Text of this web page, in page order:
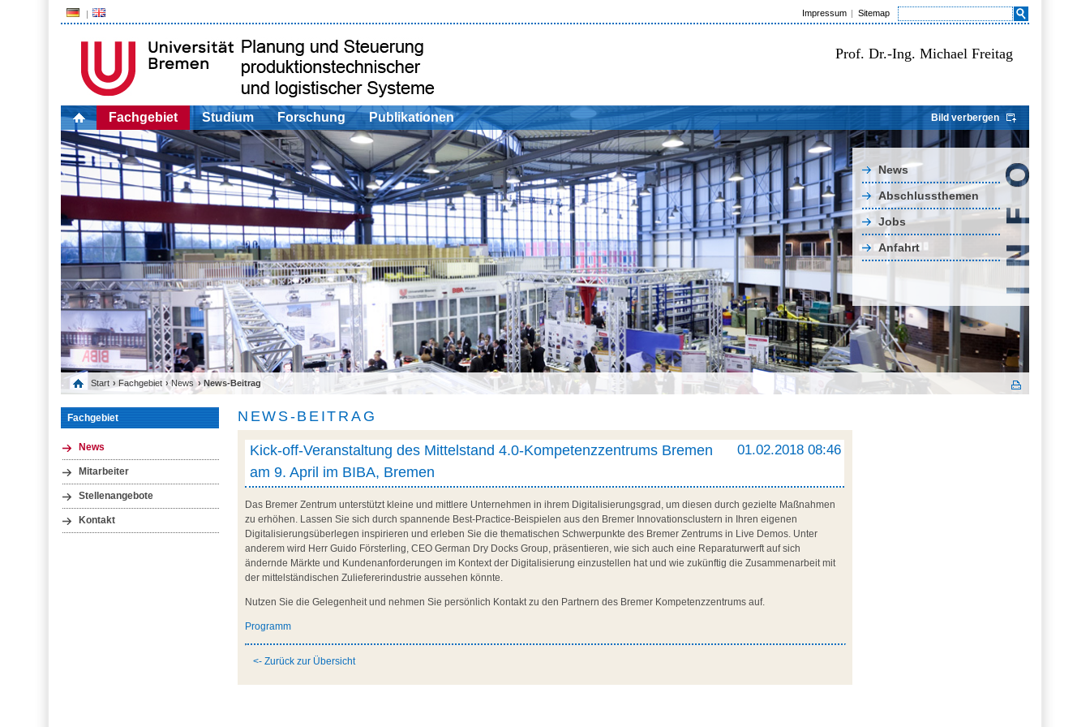
Impressum Sitemap
Prof. Dr.-Ing. Michael Freitag
Fachgebiet Studium Forschung Publikationen Bild verbergen
News
Abschlussthemen
Jobs
Anfahrt
Start › Fachgebiet ›News › News-Beitrag
Fachgebiet
News
Mitarbeiter
Stellenangebote
Kontakt
NEWS-BEITRAG
01.02.2018 08:46
Kick-off-Veranstaltung des Mittelstand 4.0-Kompetenzzentrums Bremen
am 9. April im BIBA, Bremen
Das Bremer Zentrum unterstützt kleine und mittlere Unternehmen in ihrem Digitalisierungsgrad, um diesen durch gezielte Maßnahmen
zu erhöhen. Lassen Sie sich durch spannende Best-Practice-Beispielen aus den Bremer Innovationsclustern in Ihren eigenen
Digitalisierungsüberlegen inspirieren und erleben Sie die thematischen Schwerpunkte des Bremer Zentrums in Live Demos. Unter
anderem wird Herr Guido Försterling, CEO German Dry Docks Group, präsentieren, wie sich auch eine Reparaturwerft auf sich
ändernde Märkte und Kundenanforderungen im Kontext der Digitalisierung einzustellen hat und wie zukünftig die Zusammenarbeit mit
der mittelständischen Zuliefererindustrie aussehen könnte.
Nutzen Sie die Gelegenheit und nehmen Sie persönlich Kontakt zu den Partnern des Bremer Kompetenzzentrums auf.
Programm
<- Zurück zur Übersicht